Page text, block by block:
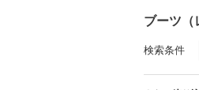
ブーツ（
検索条件